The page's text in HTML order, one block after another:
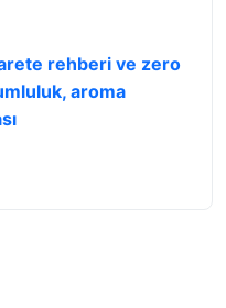
rehberi ve zero
aroma